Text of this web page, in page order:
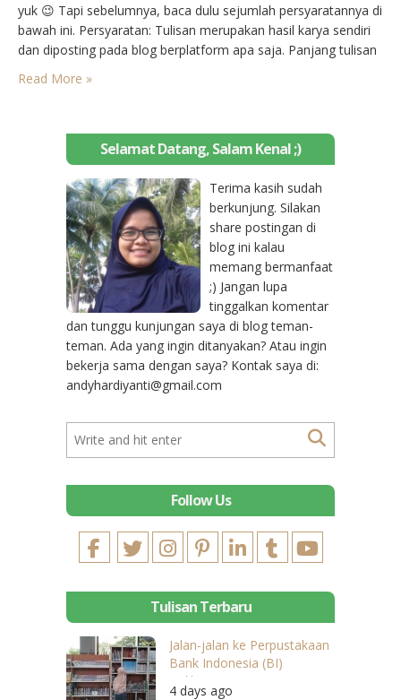
yuk 😉 Tapi sebelumnya, baca dulu sejumlah persyaratannya di
bawah ini. Persyaratan: Tulisan merupakan hasil karya sendiri
dan diposting pada blog berplatform apa saja. Panjang tulisan
negeri, asalkan memiliki alamat pengiriman di Indonesia
Read More »
Selamat Datang, Salam Kenal ;)
Terima kasih sudah
berkunjung. Silakan
share postingan di
blog ini kalau
memang bermanfaat
;) Jangan lupa
tinggalkan komentar
dan tunggu kunjungan saya di blog teman-
teman. Ada yang ingin ditanyakan? Atau ingin
bekerja sama dengan saya? Kontak saya di:
andyhardiyanti@gmail.com
Follow Us
Tulisan Terbaru
Jalan-jalan ke Perpustakaan
Bank Indonesia (BI)
Balikpapan
4 days ago